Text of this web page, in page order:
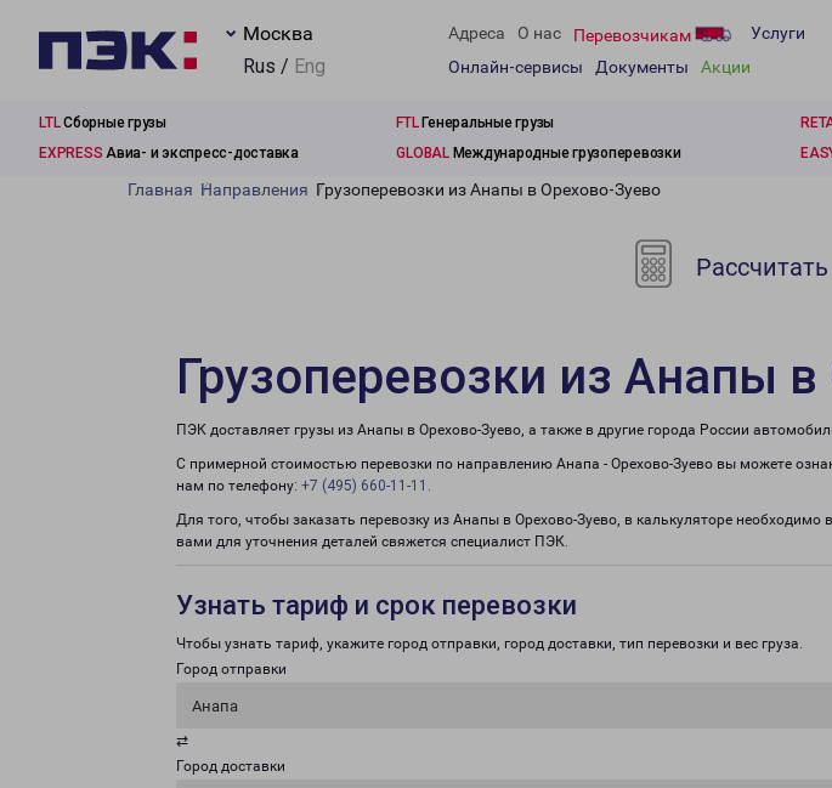
Москва
Rus / Eng
Адреса О нас Перевозчикам
Услуги
Онлайн-сервисы
Документы Акции
LTLСборные грузы FTLГенеральные грузы
EXPRESS Авиа- и экспресс-доставка GLOBALМеждународные грузоперевозки
Главная Направления Грузоперевозки из Анапы в Орехово-Зуево
Грузоперевозки из Анапы
ПЭК доставляет грузы из Анапы в Орехово-Зуево, а также в другие города России
С примерной стоимостью перевозки по направлению Анапа - Орехово-Зуево вы можете
нам по телефону: +7 (495) 660-11-11 .
Для того, чтобы заказать перевозку из Анапы в Орехово-Зуево, в калькуляторе
вами для уточнения деталей свяжется специалист ПЭК.
Узнать тариф и срок перевозки
Чтобы узнать тариф, укажите город отправки, город доставки, тип перевозки и вес груза.
Город отправки
Анапа
⇄
Город доставки